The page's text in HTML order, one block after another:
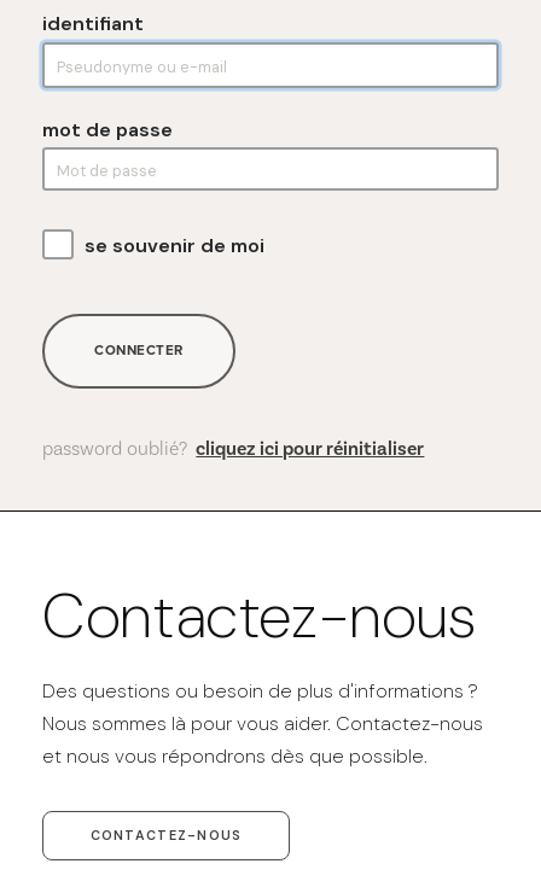
identifiant
mot de passe
se souvenir de moi
CONNECTER
password oublié? cliquez ici pour réinitialiser
Contactez-nous
Des questions ou besoin de plus d'informations ?
Nous sommes là pour vous aider. Contactez-nous
et nous vous répondrons dès que possible.
CONTACTEZ-NOUS